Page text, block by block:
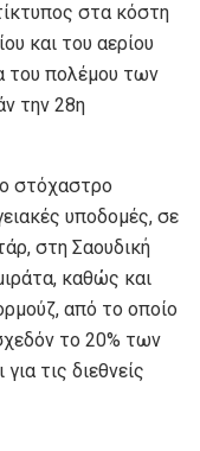
στα κόστη
και του αερίου
του πολέμου των
την 28η
στόχαστρο
υποδομές, σε
στη Σαουδική
καθώς και
από το οποίο
το 20% των
τις διεθνείς